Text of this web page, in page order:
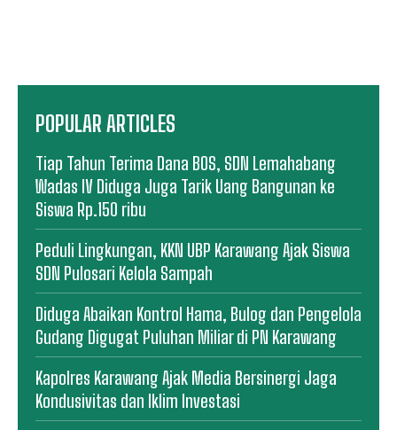
POPULAR ARTICLES
Tiap Tahun Terima Dana BOS, SDN Lemahabang
Wadas IV Diduga Juga Tarik Uang Bangunan ke
Siswa Rp.150 ribu
Peduli Lingkungan, KKN UBP Karawang Ajak Siswa
SDN Pulosari Kelola Sampah
Diduga Abaikan Kontrol Hama, Bulog dan Pengelola
Gudang Digugat Puluhan Miliar di PN Karawang
Kapolres Karawang Ajak Media Bersinergi Jaga
Kondusivitas dan Iklim Investasi